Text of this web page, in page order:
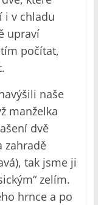
i v chladu
upraví
počítat,
naše
manželka
dvě
zahradě
tak jsme ji
zelím.
hrnce a po